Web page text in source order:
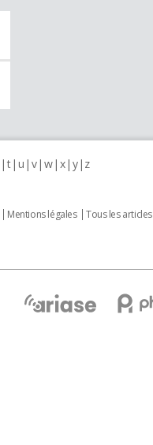
t u v w x y z
Mentions légales Tous les articles